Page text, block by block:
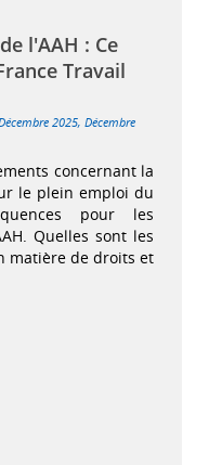
l'AAH : Ce
Travail
2025, Décembre
concernant la
le plein emploi du
pour les
Quelles sont les
matière de droits et